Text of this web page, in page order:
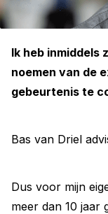
Ik heb inmiddels
noemen van de
gebeurtenis te
Bas van Driel
Dus voor mijn
meer dan 10 jaar